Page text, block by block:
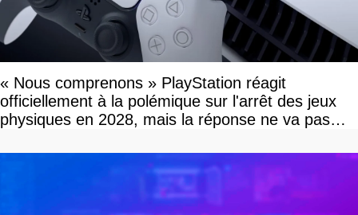
« Nous comprenons » PlayStation réagit
officiellement à la polémique sur l'arrêt des jeux
physiques en 2028, mais la réponse ne va pas